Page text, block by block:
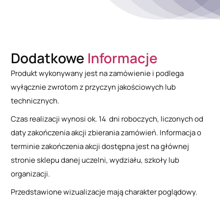
Dodatkowe Informacje
Produkt wykonywany jest na zamówienie i podlega
wyłącznie zwrotom z przyczyn jakościowych lub
technicznych.
Czas realizacji wynosi ok. 14 dni roboczych, liczonych od
daty zakończenia akcji zbierania zamówień. Informacja o
terminie zakończenia akcji dostępna jest na głównej
stronie sklepu danej uczelni, wydziału, szkoły lub
organizacji.
Przedstawione wizualizacje mają charakter poglądowy.